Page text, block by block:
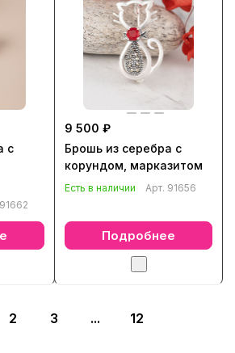
с
91662
9 500 ₽
Брошь из серебра с
корундом, марказитом
Есть в наличии Арт. 91656
Подробнее
2 3 ... 12